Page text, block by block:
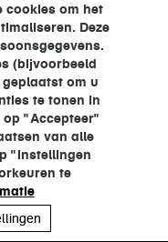
cookies om het
Deze
(bijvoorbeeld
om u
te tonen in
"Accepteer"
van alle
"Instellingen
te